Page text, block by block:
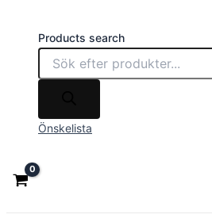
Products search
Önskelista